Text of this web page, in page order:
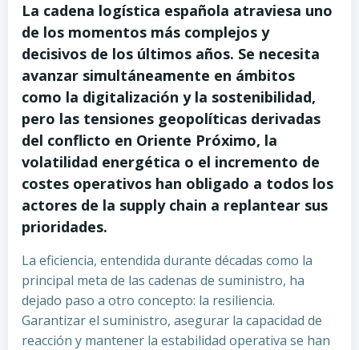
La cadena logística española atraviesa uno
de los momentos más complejos y
decisivos de los últimos años. Se necesita
avanzar simultáneamente en ámbitos
como la digitalización y la sostenibilidad,
pero las tensiones geopolíticas derivadas
del conflicto en Oriente Próximo, la
volatilidad energética o el incremento de
costes operativos han obligado a todos los
actores de la supply chain a replantear sus
prioridades.
La eficiencia, entendida durante décadas como la
principal meta de las cadenas de suministro, ha
dejado paso a otro concepto: la resiliencia.
Garantizar el suministro, asegurar la capacidad de
reacción y mantener la estabilidad operativa se han